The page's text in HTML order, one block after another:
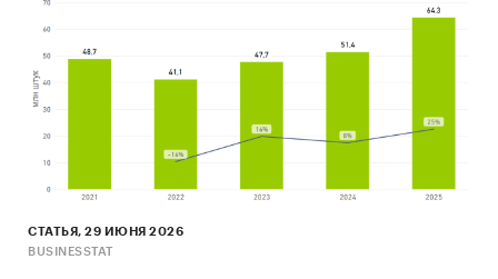
показывает Восточно-Казахстанская область -
22,5 ц/га.
- Лидером по импортным поставкам в 2022 г.
является Россия (более 98%).
- Большую часть продукции казахстанских
экспортеров покупает Афганистан (более 74%).
Единицы измерения:
рассчитаны в тоннах, стоимостные - в
СТАТЬЯ, 29 ИЮНЯ 2026
BUSINESSTAT